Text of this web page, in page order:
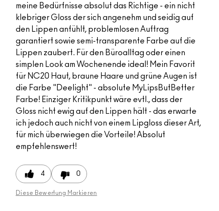
meine Bedürfnisse absolut das Richtige - ein nicht
klebriger Gloss der sich angenehm und seidig auf
den Lippen anfühlt, problemlosen Auftrag
garantiert sowie semi-transparente Farbe auf die
Lippen zaubert. Für den Büroalltag oder einen
simplen Look am Wochenende ideal! Mein Favorit
für NC20 Haut, braune Haare und grüne Augen ist
die Farbe "Deelight" - absolute MyLipsButBetter
Farbe! Einziger Kritikpunkt wäre evtl., dass der
Gloss nicht ewig auf den Lippen hält - das erwarte
ich jedoch auch nicht von einem Lipgloss dieser Art,
für mich überwiegen die Vorteile! Absolut
empfehlenswert!
4 0
Diese Bewertung Markieren